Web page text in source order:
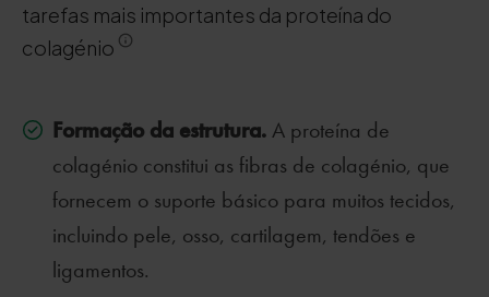
tarefas mais importantes da proteína do
colagénio
Formação da estrutura. A proteína de
colagénio constitui as fibras de colagénio, que
fornecem o suporte básico para muitos tecidos,
incluindo pele, osso, cartilagem, tendões e
ligamentos.